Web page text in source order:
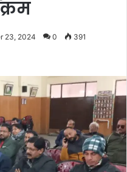
23, 2024 0 391